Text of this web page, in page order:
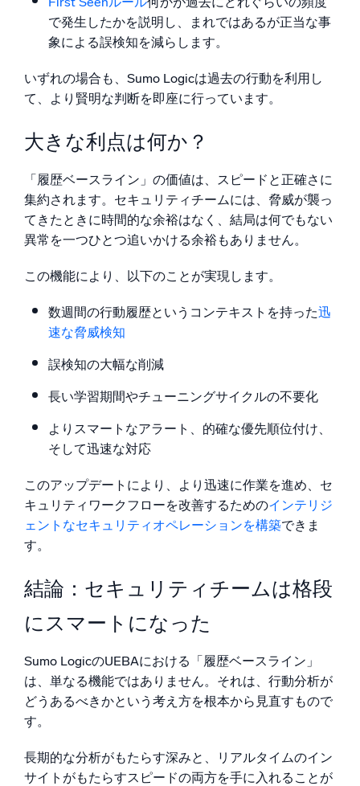
で発生したかを説明し、まれではあるが正当な事
象による誤検知を減らします。
いずれの場合も、Sumo Logicは過去の行動を利用し
て、より賢明な判断を即座に行っています。
大きな利点は何か？
「履歴ベースライン」の価値は、スピードと正確さに
集約されます。セキュリティチームには、脅威が襲っ
てきたときに時間的な余裕はなく、結局は何でもない
異常を一つひとつ追いかける余裕もありません。
この機能により、以下のことが実現します。
数週間の行動履歴というコンテキストを持った迅
速な脅威検知
誤検知の大幅な削減
長い学習期間やチューニングサイクルの不要化
よりスマートなアラート、的確な優先順位付け、
そして迅速な対応
このアップデートにより、より迅速に作業を進め、セ
キュリティワークフローを改善するためのインテリジ
ェントなセキュリティオペレーションを構築できま
す。
結論：セキュリティチームは格段
にスマートになった
Sumo LogicのUEBAにおける「履歴ベースライン」
は、単なる機能ではありません。それは、行動分析が
どうあるべきかという考え方を根本から見直すもので
す。
長期的な分析がもたらす深みと、リアルタイムのイン
サイトがもたらすスピードの両方を手に入れることが